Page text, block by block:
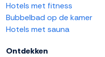
Hotels met fitness
Bubbelbad op de kamer
Hotels met sauna
Ontdekken